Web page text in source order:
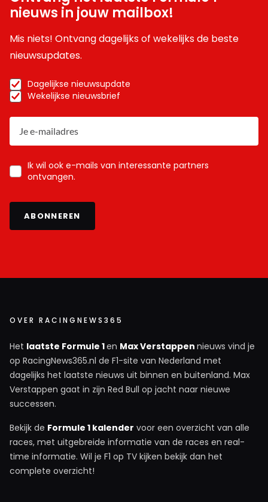
nieuws in jouw mailbox!
Mis niets! Ontvang dagelijks of wekelijks de beste
nieuwsupdates.
Dagelijkse nieuwsupdate
Wekelijkse nieuwsbrief
Ik wil ook e-mails van interessante partners
ontvangen.
ABONNEREN
OVER RACINGNEWS365
Het laatste Formule 1en Max Verstappen nieuws vind je
op RacingNews365.nl de F1-site van Nederland met
dagelijks het laatste nieuws uit binnen en buitenland. Max
Verstappen gaat in zijn Red Bull op jacht naar nieuwe
successen.
Bekijk de Formule 1 kalender voor een overzicht van alle
races, met uitgebreide informatie van de races en real-
time informatie. Wil je F1 op TV kijken bekijk dan het
complete overzicht!